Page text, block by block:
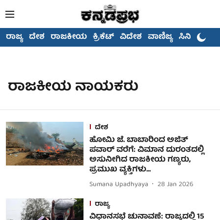
ರಾಜ್ಯ ದೇಶ ರಾಜಕೀಯ ಕ್ರಿಕೆಟ್ ವಿದೇಶ ವಾಣಿಜ್ಯ ಸಿನಿಮಾ
ರಾಜಕೀಯ ನಾಯಕರು
ದೇಶ
ಹೋಮಿ ಜೆ. ಬಾಬಾರಿಂದ ಅಜಿತ್
ಪವಾರ್ ವರೆಗೆ: ವಿಮಾನ ದುರಂತದಲ್ಲಿ
ಅಸುನೀಗಿದ ರಾಜಕೀಯ ಗಣ್ಯರು,
ಪ್ರಮುಖ ವ್ಯಕ್ತಿಗಳು...
Sumana Upadhyaya
28 Jan 2026
ರಾಜ್ಯ
ವಿಧಾನಸಭೆ ಚುನಾವಣೆ: ರಾಜ್ಯದಲ್ಲಿ 15